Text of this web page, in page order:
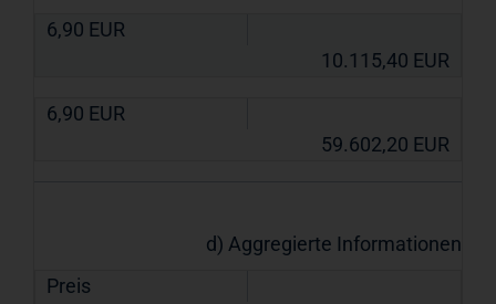
6,90 EUR
10.115,40 EUR
6,90 EUR
59.602,20 EUR
d) Aggregierte Informationen
Preis